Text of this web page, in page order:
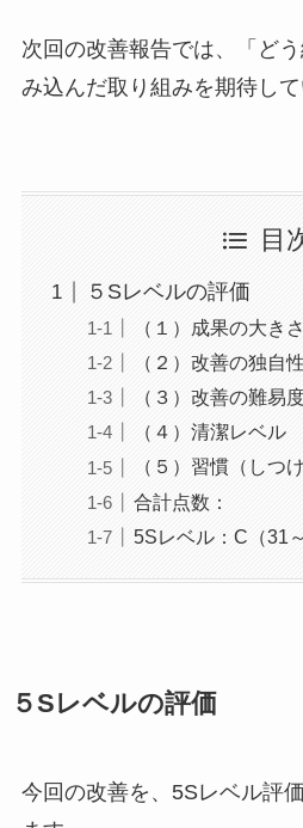
次回の改善報告では、「ど
み込んだ取り組みを期待して
目
５Sレベルの評価
（１）成果の大きさ
（２）改善の独自性
（３）改善の難易
（４）清潔レベル
（５）習慣（しつ
合計点数：
5Sレベル：C（31
５Sレベルの評価
今回の改善を、5Sレベル評